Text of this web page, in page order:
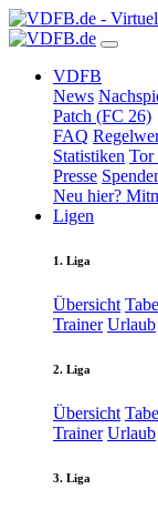
VDFB
News
Patch (FC 26)
FAQ
Statistiken Tor
Presse
Neu hier?
Ligen
1. Liga
Übersicht
Trainer Urlaub
2. Liga
Übersicht
Trainer Urlaub
3. Liga